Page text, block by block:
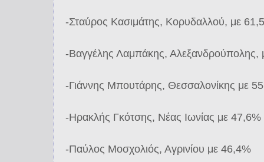
-Σταύρος Κασιμάτης, Κορυδαλλού, με
-Βαγγέλης Λαμπάκης, Αλεξανδρούπολης,
-Γιάννης Μπουτάρης, Θεσσαλονίκης με
-Ηρακλής Γκότσης, Νέας Ιωνίας με 47,6%
-Παύλος Μοσχολιός, Αγρινίου με 46,4%